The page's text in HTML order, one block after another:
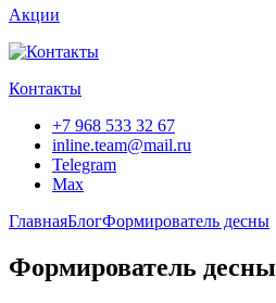
Акции
Контакты
+7 968 533 32 67
inline.team@mail.ru
Telegram
Max
ГлавнаяБлогФормирователь десны
Формирователь десны